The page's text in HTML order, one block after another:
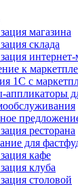
магазина
склада
интернет-
к
1С с
аппликаторы
ресторана
для
кафе
клуба
столовой